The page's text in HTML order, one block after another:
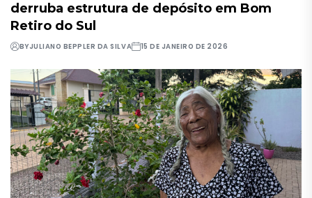
derruba estrutura de depósito em Bom
Retiro do Sul
BYJULIANO BEPPLER DA SILVA 15 DE JANEIRO DE 2026